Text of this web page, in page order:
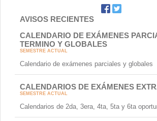
AVISOS RECIENTES
CALENDARIO DE EXÁMENES
TERMINO Y GLOBALES
SEMESTRE ACTUAL
Calendario de exámenes parciales y globales
CALENDARIOS DE EXÁMENES
SEMESTRE ACTUAL
Calendarios de 2da, 3era, 4ta, 5ta y 6ta